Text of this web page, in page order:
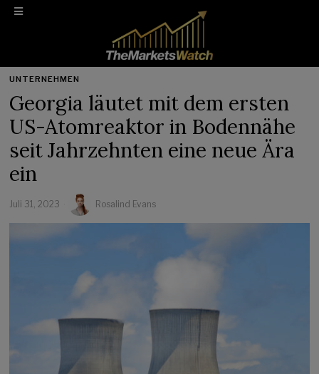
UNTERNEHMEN
Georgia läutet mit dem ersten
US-Atomreaktor in Bodennähe
seit Jahrzehnten eine neue Ära
ein
Juli 31, 2023 Rosalind Evans